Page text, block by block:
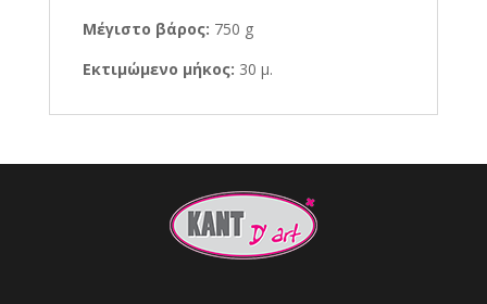
Μέγιστο βάρος: 750 g
Εκτιμώμενο μήκος: 30 μ.